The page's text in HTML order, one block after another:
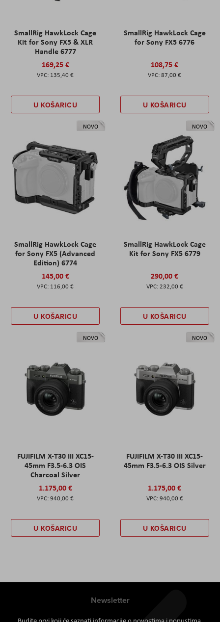
SmallRig HawkLock Cage
Kit for Sony FX5 & XLR
Handle 6777
169,25 €
135,40 €
U KOŠARICU
SmallRig HawkLock Cage
for Sony FX5 6776
108,75 €
87,00 €
U KOŠARICU
NOVO
SmallRig HawkLock Cage
for Sony FX5 (Advanced
Edition) 6774
145,00 €
116,00 €
U KOŠARICU
NOVO
SmallRig HawkLock Cage
Kit for Sony FX5 6779
290,00 €
232,00 €
U KOŠARICU
NOVO
FUJIFILM X-T30 III XC15-
45mm F3.5-6.3 OIS
Charcoal Silver
1.175,00 €
940,00 €
U KOŠARICU
NOVO
FUJIFILM X-T30 III XC15-
45mm F3.5-6.3 OIS Silver
1.175,00 €
940,00 €
U KOŠARICU
Newsletter